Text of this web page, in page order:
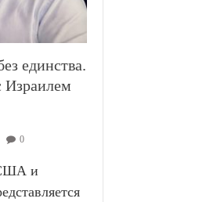
единства.
0
США и